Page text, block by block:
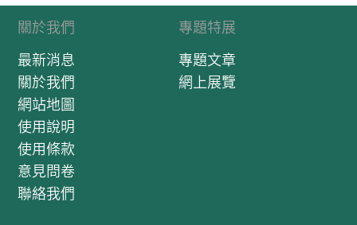
關於我們
最新消息
關於我們
網站地圖
使用說明
使用條款
意見問卷
聯絡我們
專題特展
專題文章
網上展覽